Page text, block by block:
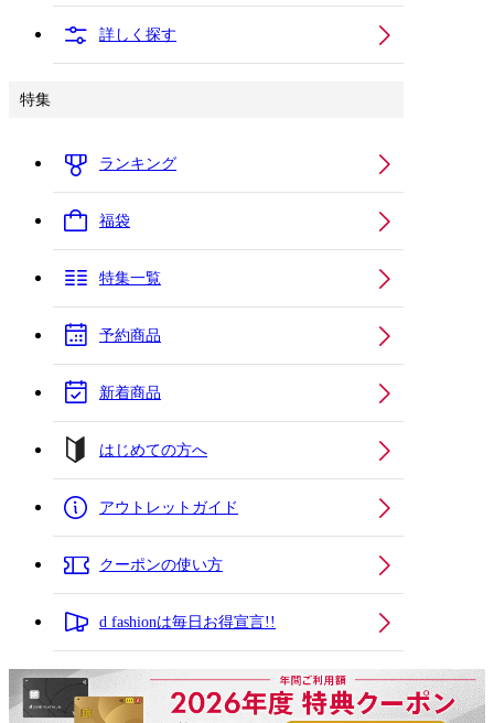
詳しく探す
特集
ランキング
福袋
特集一覧
予約商品
新着商品
はじめての方へ
アウトレットガイド
クーポンの使い方
d fashionは毎日お得宣言!!